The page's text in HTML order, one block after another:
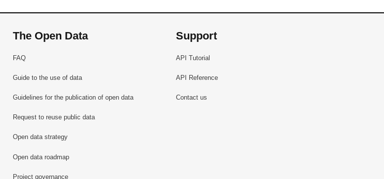
The Open Data
FAQ
Guide to the use of data
Guidelines for the publication of open data
Request to reuse public data
Open data strategy
Open data roadmap
Project governance
Support
API Tutorial
API Reference
Contact us